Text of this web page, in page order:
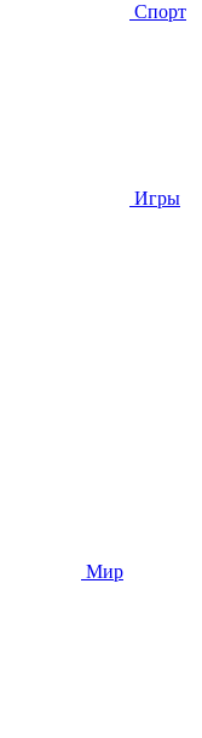
Спорт
Игры
Мир